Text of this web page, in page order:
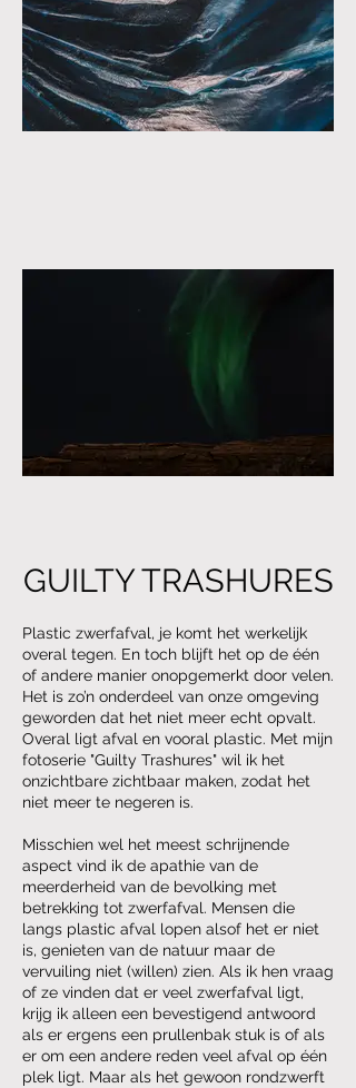
GUILTY TRASHURES
Plastic zwerfafval, je komt het werkelijk
overal tegen. En toch blijft het op de één
of andere manier onopgemerkt door velen.
Het is zo’n onderdeel van onze omgeving
geworden dat het niet meer echt opvalt.
Overal ligt afval en vooral plastic. Met mijn
fotoserie "Guilty Trashures" wil ik het
onzichtbare zichtbaar maken, zodat het
niet meer te negeren is.
Misschien wel het meest schrijnende
aspect vind ik de apathie van de
meerderheid van de bevolking met
betrekking tot zwerfafval. Mensen die
langs plastic afval lopen alsof het er niet
is, genieten van de natuur maar de
vervuiling niet (willen) zien. Als ik hen vraag
of ze vinden dat er veel zwerfafval ligt,
krijg ik alleen een bevestigend antwoord
als er ergens een prullenbak stuk is of als
er om een andere reden veel afval op één
plek ligt. Maar als het gewoon rondzwerft